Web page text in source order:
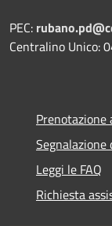
PEC:
Centralino Unico:
Segnalazione
Leggi le FAQ
Richiesta